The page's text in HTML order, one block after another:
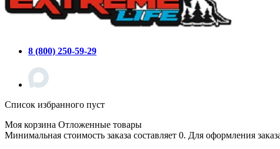
8 (800) 250-59-29
Список избранного пуст
Моя корзина Отложенные товары
Минимальная стоимость заказа составляет 0. Для оформления